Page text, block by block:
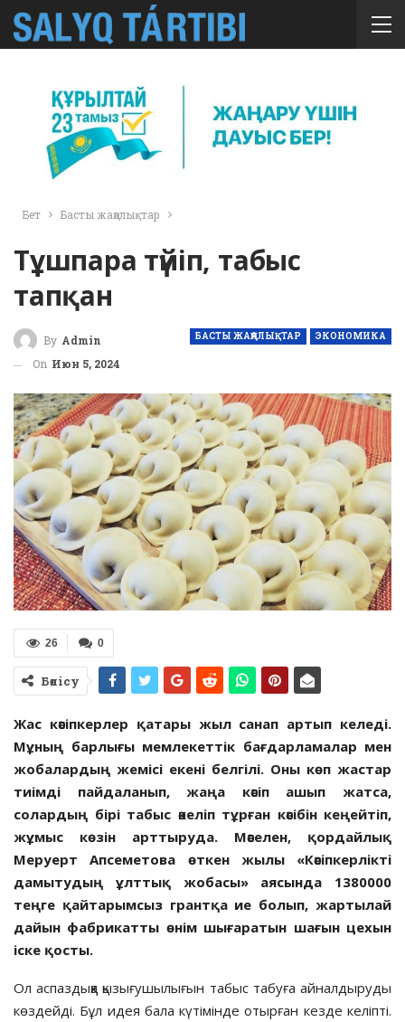
Бет Басты жаңалықтар
Тұшпара түйіп, табыс
тапқан
БАСТЫ ЖАҢАЛЫҚТАР ЭКОНОМИКА
By Admin
On Июн 5, 2024
0
26
Бөлісу
Жас кәсіпкерлер қатары жыл санап артып келеді.
Мұның барлығы мемлекеттік бағдарламалар мен
жобалардың жемісі екені белгілі. Оны көп жастар
тиімді пайдаланып, жаңа кәсіп ашып жатса,
солардың бірі табыс әкеліп тұрған кәсібін кеңейтіп,
жұмыс көзін арттыруда. Мәселен, қордайлық
Меруерт Апсеметова өткен жылы «Кәсіпкерлікті
дамытудың ұлттық жобасы» аясында 1380000
теңге қайтарымсыз грантқа ие болып, жартылай
дайын фабрикатты өнім шығаратын шағын цехын
іске қосты.
Ол аспаздыққа қызығушылығын табыс табуға айналдыруды
көздейді. Бұл идея бала күтімінде отырған кезде келіпті.